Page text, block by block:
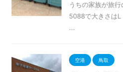
うちの家族が旅
5088で大きさは
...
空港 鳥取